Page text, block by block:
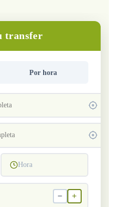
transfer
Por hora
Hora
− +